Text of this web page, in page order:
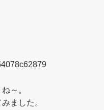
～。
ました。